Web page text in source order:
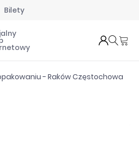
Bilety
- Raków Częstochowa